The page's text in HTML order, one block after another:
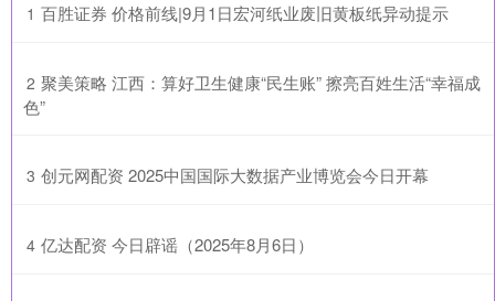
1 ​百胜证券 价格前线|9月1日宏河纸业废旧黄板纸异动提示
2 ​聚美策略 江西：算好卫生健康“民生账” 擦亮百姓生活“幸福成
色”
3 ​创元网配资 2025中国国际大数据产业博览会今日开幕
4 ​亿达配资 今日辟谣（2025年8月6日）